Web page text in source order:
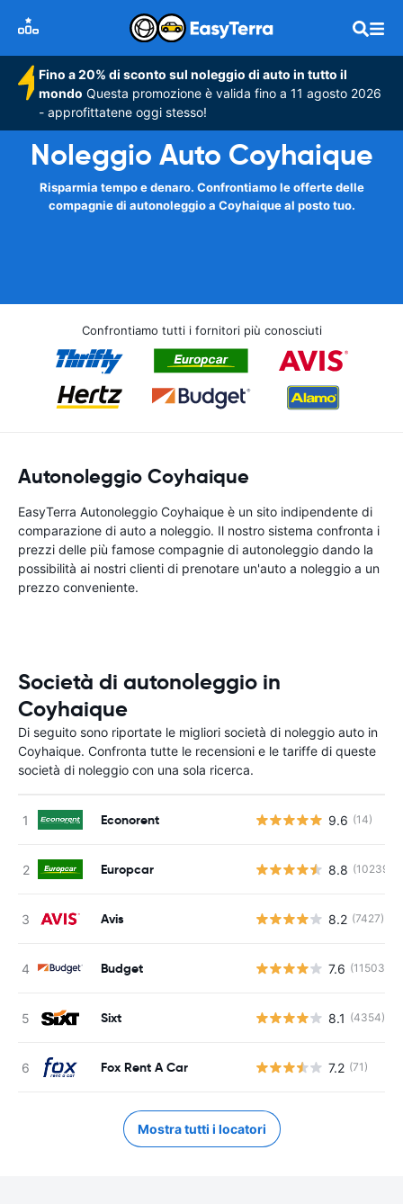
Fino a 20% di sconto sul noleggio di auto in tutto il
mondo Questa promozione è valida fino a 11 agosto 2026
- approfittatene oggi stesso!
Noleggio Auto Coyhaique
Risparmia tempo e denaro. Confrontiamo le offerte delle
compagnie di autonoleggio a Coyhaique al posto tuo.
Confrontiamo tutti i fornitori più conosciuti
Autonoleggio Coyhaique
EasyTerra Autonoleggio Coyhaique è un sito indipendente di
comparazione di auto a noleggio. Il nostro sistema confronta i
prezzi delle più famose compagnie di autonoleggio dando la
possibilità ai nostri clienti di prenotare un'auto a noleggio a un
prezzo conveniente.
Società di autonoleggio in
Coyhaique
Di seguito sono riportate le migliori società di noleggio auto in
Coyhaique. Confronta tutte le recensioni e le tariffe di queste
società di noleggio con una sola ricerca.
Econorent 9.6 (14)
Europcar 8.8 (10239)
Avis 8.2 (7427)
Budget 7.6 (11503)
Sixt 8.1 (4354)
Fox Rent A Car 7.2 (71)
Mostra tutti i locatori